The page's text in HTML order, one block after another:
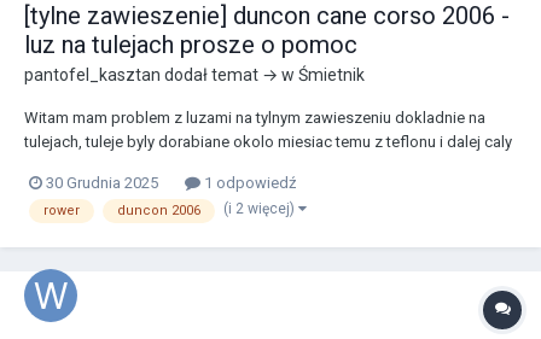
[tylne zawieszenie] duncon cane corso 2006 -
luz na tulejach prosze o pomoc
pantofel_kasztan dodał temat → w Śmietnik
Witam mam problem z luzami na tylnym zawieszeniu dokladnie na
tulejach, tuleje byly dorabiane okolo miesiac temu z teflonu i dalej caly
zniwelowac.
30 Grudnia 2025 1 odpowiedź
rower duncon 2006 (i 2 więcej)